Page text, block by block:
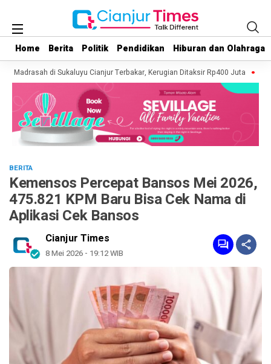
Home Berita Politik Pendidikan Hiburan dan Olahraga
Home Berita Politik Pendidikan Hiburan dan Olahraga
di Sukaluyu Cianjur Terbakar, Kerugian Ditaksir Rp400 Juta
BERITA
Kemensos Percepat Bansos Mei 2026,
475.821 KPM Baru Bisa Cek Nama di
Aplikasi Cek Bansos
Cianjur Times
8 Mei 2026 - 19:12 WIB